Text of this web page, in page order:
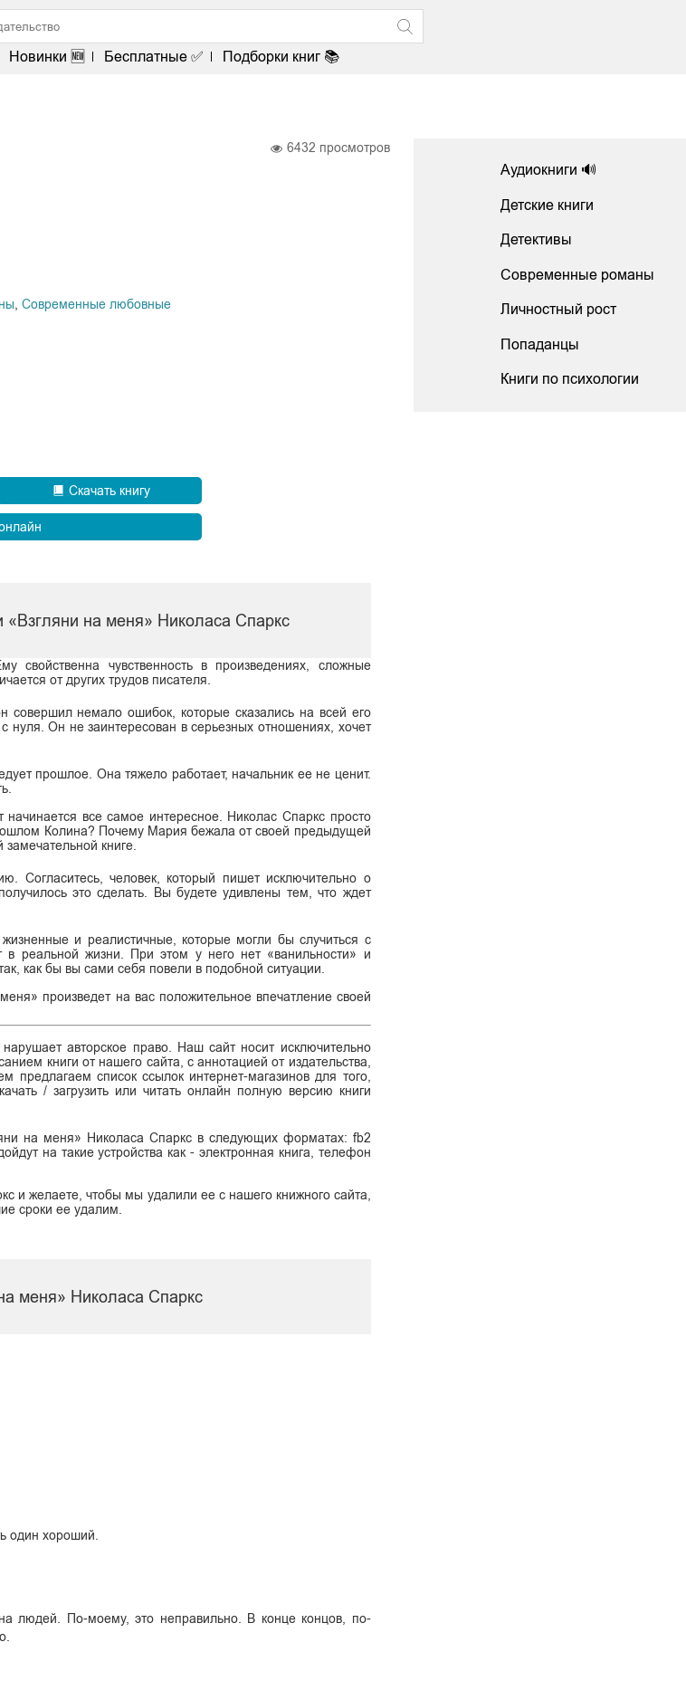
Новинки 🆕 Бесплатные ✅ Подборки книг 📚
Современные любовные
Скачать книгу
6432 просмотров
«Взгляни на меня» Николаса Спаркс
чувственность в произведениях, сложные
от других трудов писателя.
совершил немало ошибок, которые сказались на всей его
нуля. Он не заинтересован в серьезных отношениях, хочет
прошлое. Она тяжело работает, начальник ее не ценит.
все самое интересное. Николас Спаркс просто
Колина? Почему Мария бежала от своей предыдущей
книге.
Согласитесь, человек, который пишет исключительно о
это сделать. Вы будете удивлены тем, что ждет
и реалистичные, которые могли бы случиться с
реальной жизни. При этом у него нет «ванильности» и
как бы вы сами себя повели в подобной ситуации.
произведет на вас положительное впечатление своей
авторское право. Наш сайт носит исключительно
книги от нашего сайта, с аннотацией от издательства,
предлагаем список ссылок интернет-магазинов для того,
/ загрузить или читать онлайн полную версию книги
на меня» Николаса Спаркс в следующих форматах: fb2
на такие устройства как - электронная книга, телефон
и желаете, чтобы мы удалили ее с нашего книжного сайта,
сроки ее удалим.
меня» Николаса Спаркс
один хороший.
людей. По-моему, это неправильно. В конце концов, по-
Аудиокниги 🔊
Детские книги
Детективы
Современные романы
Личностный рост
Попаданцы
Книги по психологии